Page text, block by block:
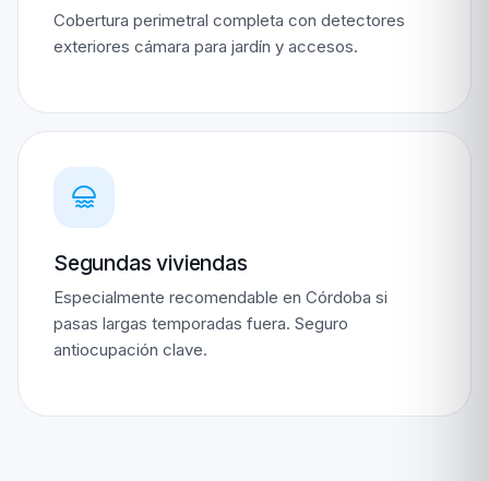
Cobertura perimetral completa con detectores
exteriores cámara para jardín y accesos.
Segundas viviendas
Especialmente recomendable en Córdoba si
pasas largas temporadas fuera. Seguro
antiocupación clave.